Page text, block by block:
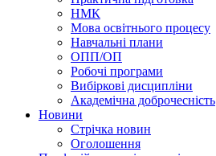
НМК
Мова освiтнього процесу
Навчальнi плани
ОПП/ОП
Робочі програми
Вибiрковi дисциплiни
Академічна доброчесність
Новини
Стрічка новин
Оголошення